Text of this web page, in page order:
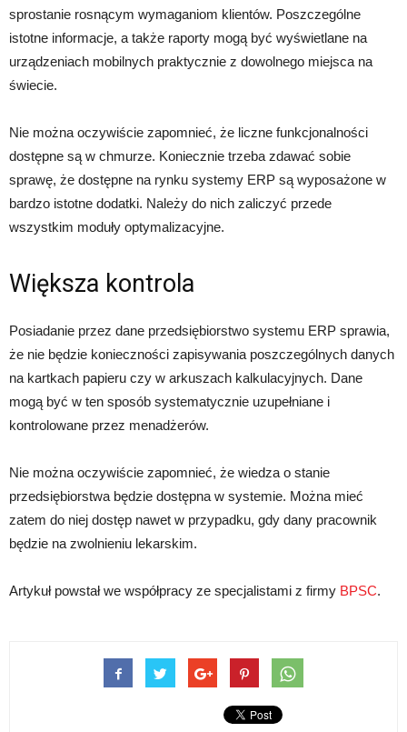
sprostanie rosnącym wymaganiom klientów. Poszczególne
istotne informacje, a także raporty mogą być wyświetlane na
urządzeniach mobilnych praktycznie z dowolnego miejsca na
świecie.
Nie można oczywiście zapomnieć, że liczne funkcjonalności
dostępne są w chmurze. Koniecznie trzeba zdawać sobie
sprawę, że dostępne na rynku systemy ERP są wyposażone w
bardzo istotne dodatki. Należy do nich zaliczyć przede
wszystkim moduły optymalizacyjne.
Większa kontrola
Posiadanie przez dane przedsiębiorstwo systemu ERP sprawia,
że nie będzie konieczności zapisywania poszczególnych danych
na kartkach papieru czy w arkuszach kalkulacyjnych. Dane
mogą być w ten sposób systematycznie uzupełniane i
kontrolowane przez menadżerów.
Nie można oczywiście zapomnieć, że wiedza o stanie
przedsiębiorstwa będzie dostępna w systemie. Można mieć
zatem do niej dostęp nawet w przypadku, gdy dany pracownik
będzie na zwolnieniu lekarskim.
Artykuł powstał we współpracy ze specjalistami z firmy BPSC.